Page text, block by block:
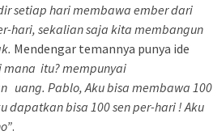
setiap hari membawa ember dari
hari, sekalian saja kita membangun
Mendengar temannya punya ide
mana itu? mempunyai
uang. Pablo, Aku bisa membawa 100
dapatkan bisa 100 sen per-hari ! Aku
.